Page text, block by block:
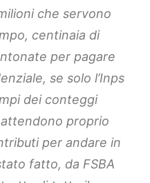
che servono
centinaia di
per pagare
se solo l’Inps
dei conteggi
proprio
per andare in
fatto, da FSBA